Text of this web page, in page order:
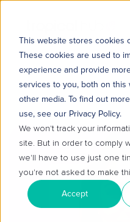
This website stores cookies
These cookies are used to
experience and provide
services to you, both on this
other media. To find out
use, see our Privacy Policy.
We won't track your
site. But in order to comply
we'll have to use just one
you're not asked to make
Accept